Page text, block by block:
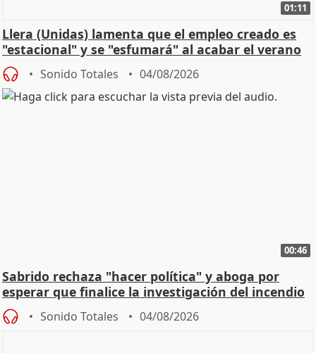
01:11
Llera (Unidas) lamenta que el empleo creado es
"estacional" y se "esfumará" al acabar el verano
Sonido Totales 04/08/2026
00:46
Sabrido rechaza "hacer política" y aboga por
esperar que finalice la investigación del incendio
Sonido Totales 04/08/2026